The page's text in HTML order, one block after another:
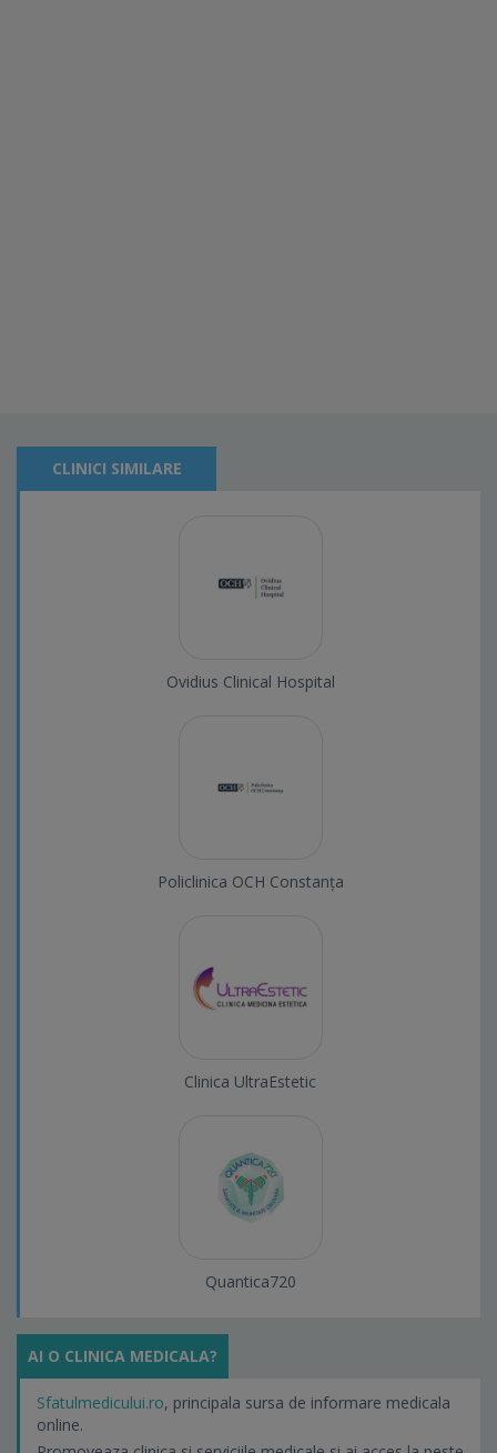
CLINICI SIMILARE
Ovidius Clinical Hospital
Policlinica OCH Constanța
Clinica UltraEstetic
Quantica720
AI O CLINICA MEDICALA?
Sfatulmedicului.ro, principala sursa de informare medicala
online.